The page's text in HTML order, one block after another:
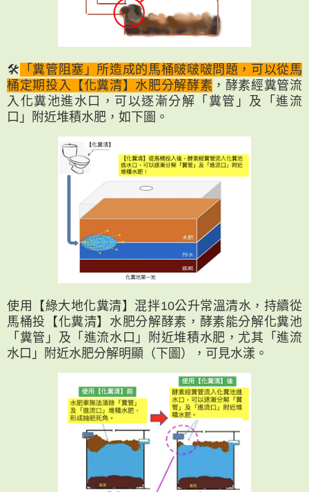
🛠 「糞管阻塞」所造成的馬桶啵啵啵問題，可以從馬
桶定期投入【化糞清】水肥分解酵素 ，酵素經糞管流
入化糞池進水口，可以逐漸分解「糞管」及「進流
口」附近堆積水肥，如下圖。
使用【綠大地化糞清】混拌10公升常溫清水，持續從
馬桶投【化糞清】水肥分解酵素，酵素能分解化糞池
「糞管」及「進流水口」附近堆積水肥，尤其「進流
水口」附近水肥分解明顯（下圖），可見水漾。